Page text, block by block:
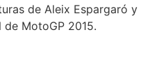
de Aleix Espargaró y
de MotoGP 2015.